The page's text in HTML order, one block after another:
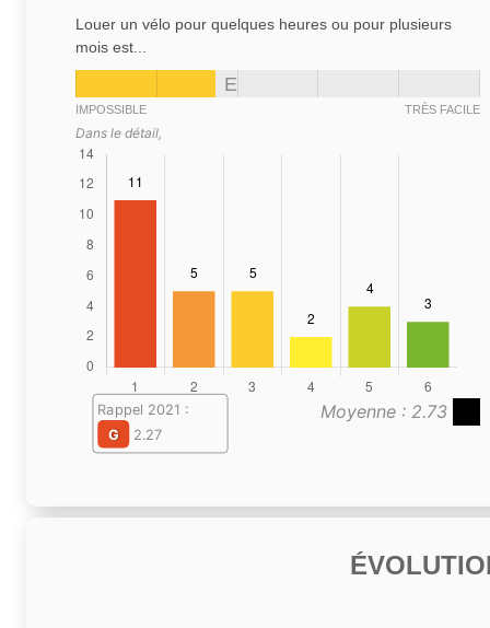
Louer un vélo pour quelques heures ou pour plusieurs
mois est...
E
IMPOSSIBLE TRÈS FACILE
Dans le détail,
Moyenne : 2.73
Rappel 2021 :
G
2.27